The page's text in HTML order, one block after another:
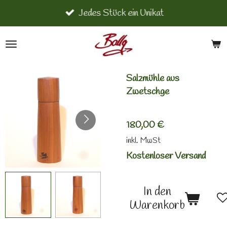
Hauptinhalt
springen
Jedes Stück ein Unikat
Salzmühle aus
Zwetschge
180,00 €
inkl. MwSt
Kostenloser Versand
In den
Warenkorb